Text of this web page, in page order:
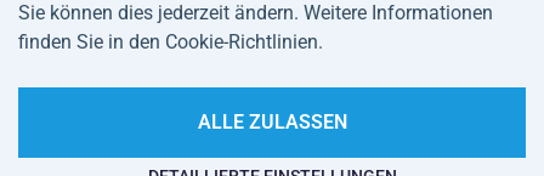
Sportbekleidung und Accessoires
Geschäftsbedingungen
Auf dieser Website spukt es
Sie können dies jederzeit ändern. Weitere Informationen
finden Sie in den Cookie-Richtlinien.
ALLE ZULASSEN